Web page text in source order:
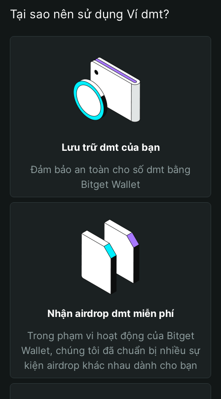
Tại sao nên sử dụng Ví dmt?
Lưu trữ dmt của bạn
Đảm bảo an toàn cho số dmt bằng
Bitget Wallet
Nhận airdrop dmt miễn phí
Trong phạm vi hoạt động của Bitget
Wallet, chúng tôi đã chuẩn bị nhiều sự
kiện airdrop khác nhau dành cho bạn